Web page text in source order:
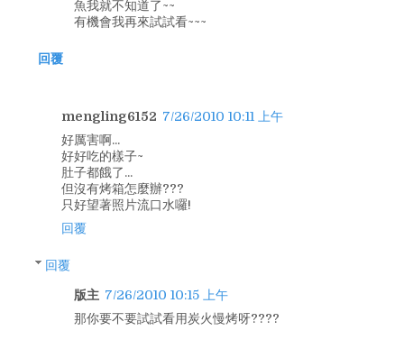
魚我就不知道了~~
有機會我再來試試看~~~
回覆
mengling6152 7/26/2010 10:11 上午
好厲害啊...
好好吃的樣子~
肚子都餓了...
但沒有烤箱怎麼辦???
只好望著照片流口水囉!
回覆
回覆
版主 7/26/2010 10:15 上午
那你要不要試試看用炭火慢烤呀????